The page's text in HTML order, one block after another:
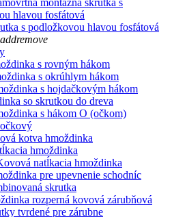
montážna skrutka s
hlavou fosfátová
s podložkovou hlavou fosfátová
addremove
s rovným hákom
s okrúhlym hákom
s hojdačkovým hákom
so skrutkou do dreva
s hákom O (očkom)
kotva hmoždinka
hmoždinka
natĺkacia hmoždinka
pre upevnenie schodníc
skrutka
rozperná kovová zárubňová
tvrdené pre zárubne